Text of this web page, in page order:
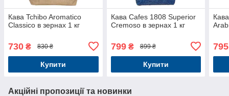
Кава Tchibo Aromatico
Classico в зернах 1 кг
730 ₴ 830 ₴
Купити
Кава Cafes 1808 Superior
Cremoso в зернах 1 кг
799₴ 899 ₴
Купити
795
Акційні пропозиції та новинки